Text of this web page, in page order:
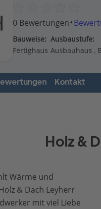
0 Bewertungen·
Bauweise:
Fertighaus
Ausbaustufe:
Ausbauhaus
Kontakt
Holz &
Wärme und
& Dach Leyherr
mit viel Liebe